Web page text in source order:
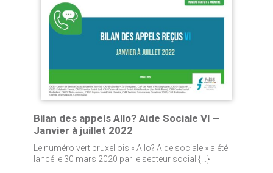
Bilan des appels Allo? Aide Sociale VI –
Janvier à juillet 2022
Le numéro vert bruxellois « Allo? Aide sociale » a été
lancé le 30 mars 2020 par le secteur social {...}